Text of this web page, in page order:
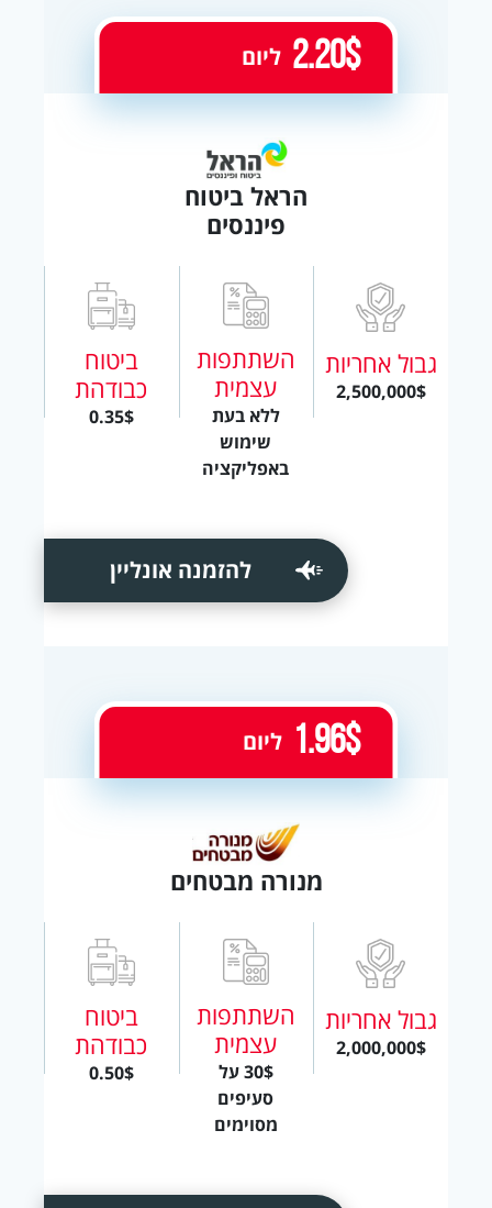
הראל ביטוח
פיננסים
גבול אחריות
2,500,000$
השתתפות
עצמית
ללא בעת
שימוש
באפליקציה
ביטוח
כבודהת
0.35$
2.20$ ליום
להזמנה אונליין
מנורה מבטחים
גבול אחריות
2,000,000$
השתתפות
עצמית
30$ על
סעיפים
מסוימים
ביטוח
כבודהת
0.50$
1.96$ ליום